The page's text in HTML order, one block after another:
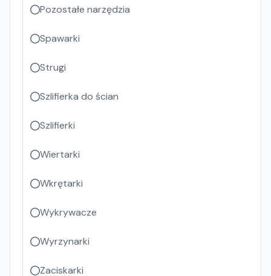
Pozostałe narzędzia
Spawarki
Strugi
Szlifierka do ścian
Szlifierki
Wiertarki
Wkrętarki
Wykrywacze
Wyrzynarki
Zaciskarki